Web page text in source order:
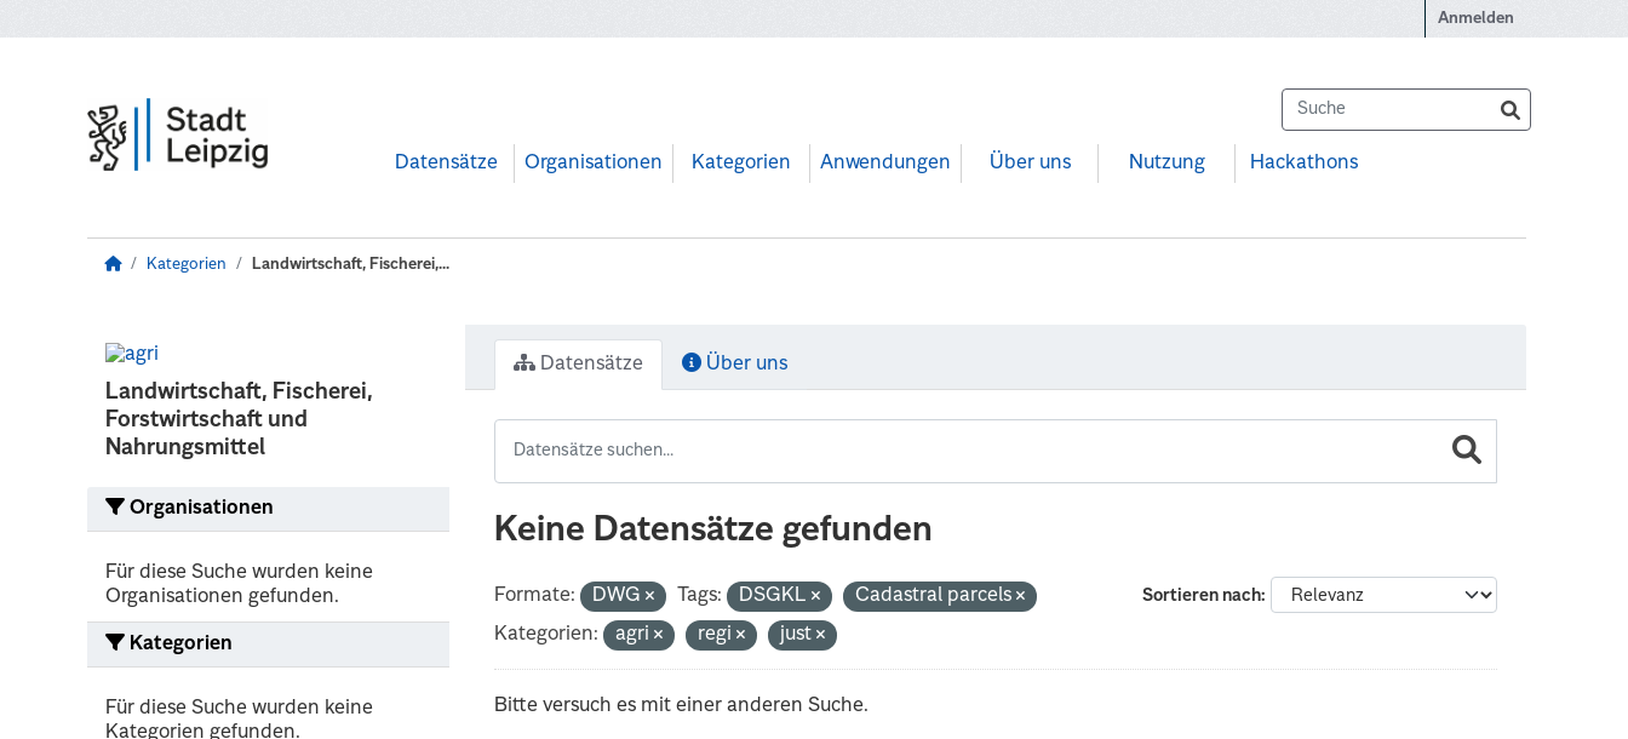
Anmelden
Datensätze Organisationen Kategorien Anwendungen Über uns Nutzung Hackathons
Kategorien Landwirtschaft, Fischerei,...
Landwirtschaft, Fischerei,
Forstwirtschaft und
Nahrungsmittel
Organisationen
Für diese Suche wurden keine
Organisationen gefunden.
Kategorien
Für diese Suche wurden keine
Kategorien gefunden.
Datensätze Über uns
Keine Datensätze gefunden
Sortieren nach
Formate: DWG Tags: DSGKL
Cadastral parcels
Kategorien:
agri regi just
Bitte versuch es mit einer anderen Suche.